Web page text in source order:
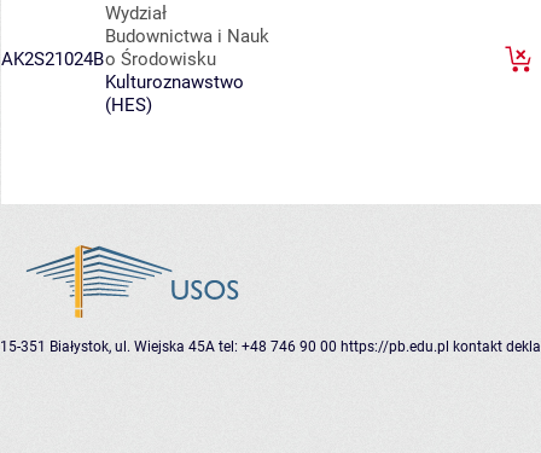
AK2S21024B
Wydział
Budownictwa i Nauk
o Środowisku
Kulturoznawstwo
(HES)
15-351 Białystok, ul. Wiejska 45A tel: +48 746 90 00 https://pb.edu.pl kontakt